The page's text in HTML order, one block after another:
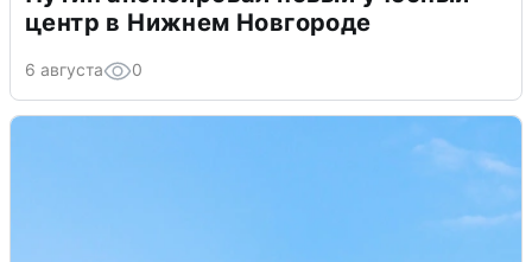
центр в Нижнем Новгороде
6 августа 0